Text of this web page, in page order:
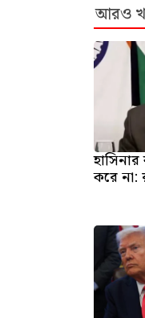
আরও
করে